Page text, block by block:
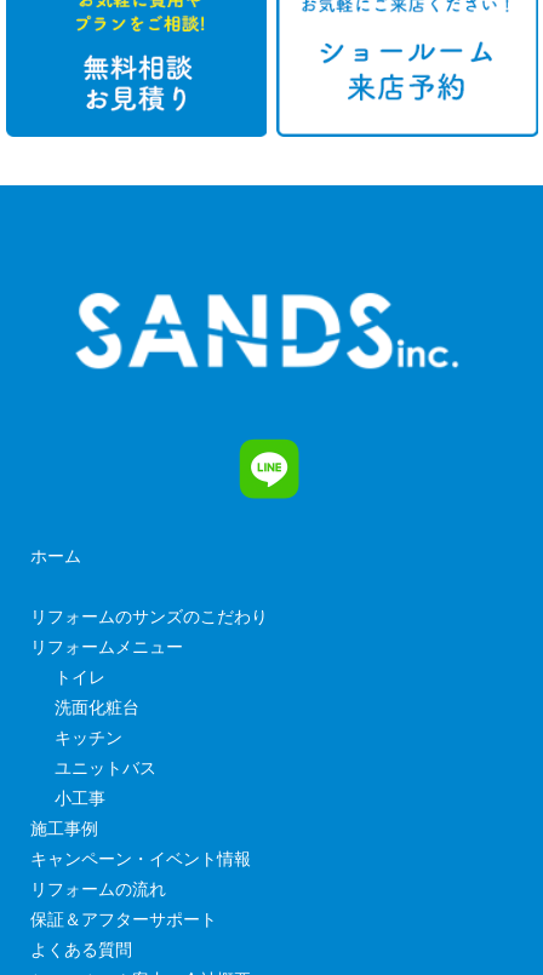
ホーム
リフォームのサンズのこだわり
リフォームメニュー
トイレ
洗面化粧台
キッチン
ユニットバス
小工事
施工事例
キャンペーン・イベント情報
リフォームの流れ
保証＆アフターサポート
よくある質問